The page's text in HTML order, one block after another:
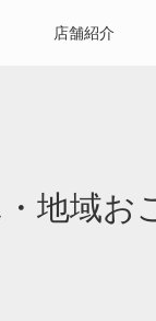
店舗紹介
地域お